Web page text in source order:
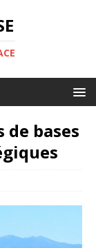
de bases